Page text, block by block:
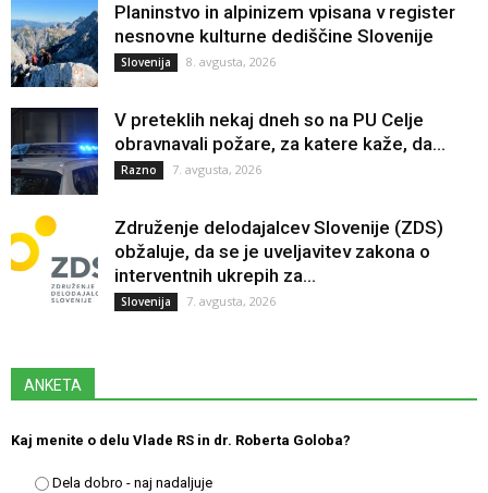
Planinstvo in alpinizem vpisana v register
nesnovne kulturne dediščine Slovenije
Slovenija 8. avgusta, 2026
V preteklih nekaj dneh so na PU Celje
obravnavali požare, za katere kaže, da...
Razno 7. avgusta, 2026
Združenje delodajalcev Slovenije (ZDS)
obžaluje, da se je uveljavitev zakona o
interventnih ukrepih za...
Slovenija 7. avgusta, 2026
ANKETA
Kaj menite o delu Vlade RS in dr. Roberta Goloba?
Dela dobro - naj nadaljuje